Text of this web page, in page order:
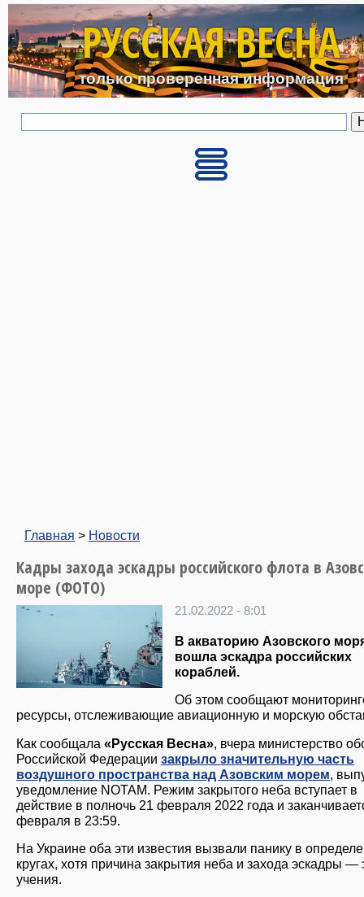
Перейти к основному
РУССКАЯ ВЕСНА
только проверенная информация
Главная > Новости
Кадры захода эскадры российского флота в
море (ФОТО)
21.02.2022 - 8:01
В акваторию Азовского
вошла эскадра российских
кораблей.
Об этом сообщают
ресурсы, отслеживающие авиационную и морскую
Как сообщала «Русская Весна» , вчера министерство
Российской Федерации закрыло значительную часть
воздушного пространства над Азовским морем ,
уведомление NОТАМ. Режим закрытого неба вступает в
действие в полночь 21 февраля 2022 года и
февраля в 23:59.
На Украине оба эти известия вызвали панику в
кругах, хотя причина закрытия неба и захода эскадры —
учения.